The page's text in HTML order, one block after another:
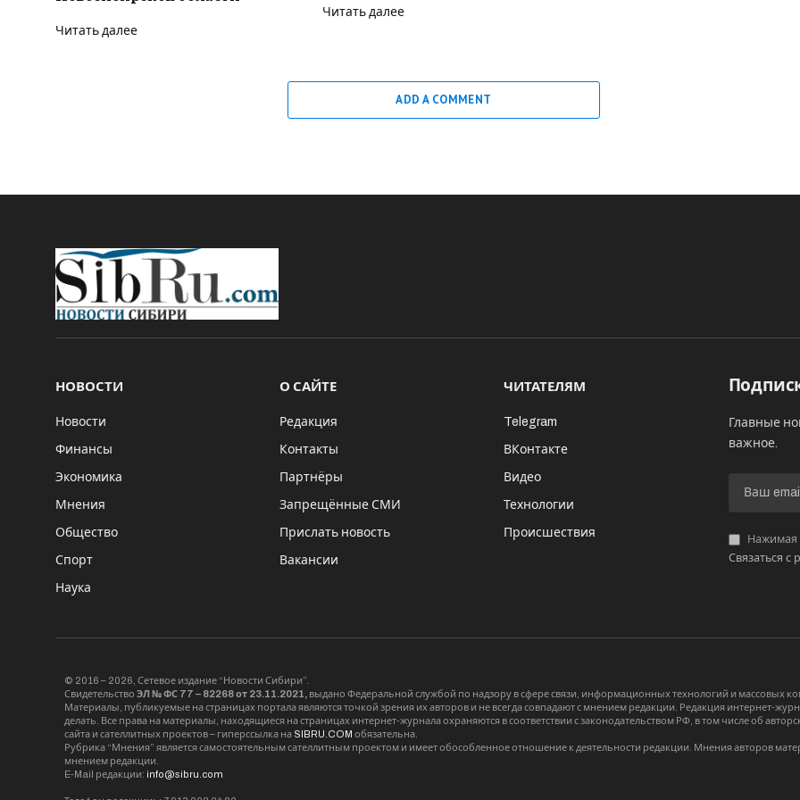
Читать далее
Читать далее
ADD A COMMENT
НОВОСТИ
Новости
Финансы
Экономика
Мнения
Общество
Спорт
Наука
О САЙТЕ
Редакция
Контакты
Партнёры
Запрещённые СМИ
Прислать новость
Вакансии
ЧИТАТЕЛЯМ
Telegram
ВКонтакте
Видео
Технологии
Происшествия
Главные
важное.
Нажимая
Связаться с
© 2016 – 2026, Сетевое издание “Новости Сибири”.
Свидетельство ЭЛ № ФС 77 – 82268 от 23.11.2021, выдано Федеральной службой по надзору в сфере связи, информационных технологий и массовых
Материалы, публикуемые на страницах портала являются точкой зрения их авторов и не всегда совпадают с мнением редакции. Редакция интернет-
делать. Все права на материалы, находящиеся на страницах интернет-журнала охраняются в соответствии с законодательством РФ, в том числе об
сайта и сателлитных проектов – гиперссылка на SIBRU.COM обязательна.
Рубрика “Мнения” является самостоятельным сателлитным проектом и имеет обособленное отношение к деятельности редакции. Мнения авторов
мнением редакции.
E-Mail редакции: info@sibru.com